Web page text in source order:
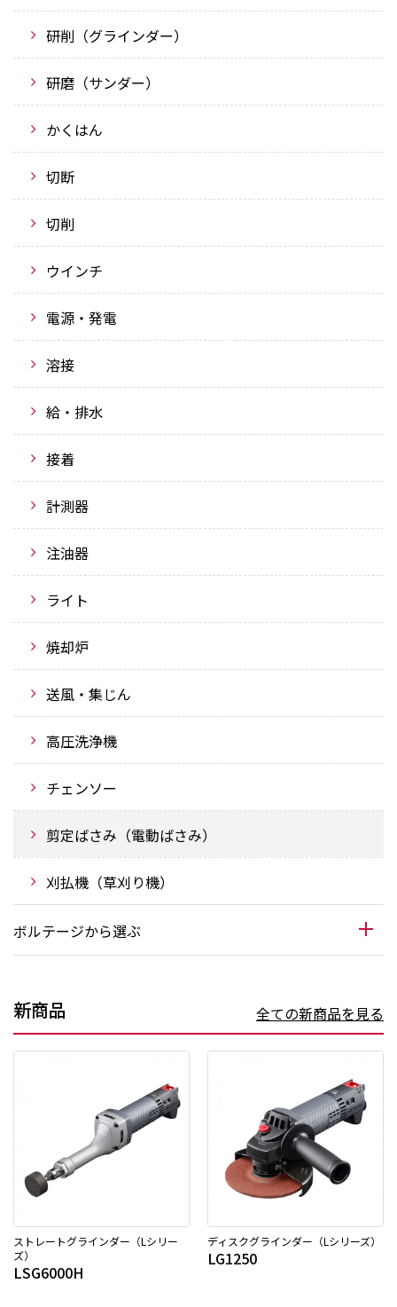
研削（グラインダー）
研磨（サンダー）
かくはん
切断
切削
ウインチ
電源・発電
溶接
給・排水
接着
計測器
注油器
ライト
焼却炉
送風・集じん
高圧洗浄機
チェンソー
剪定ばさみ（電動ばさみ）
刈払機（草刈り機）
ボルテージから選ぶ
新商品 全ての新商品を見る
ストレートグラインダー（Lシリー
ズ）
LSG6000H
ディスクグラインダー（Lシリーズ）
LG1250